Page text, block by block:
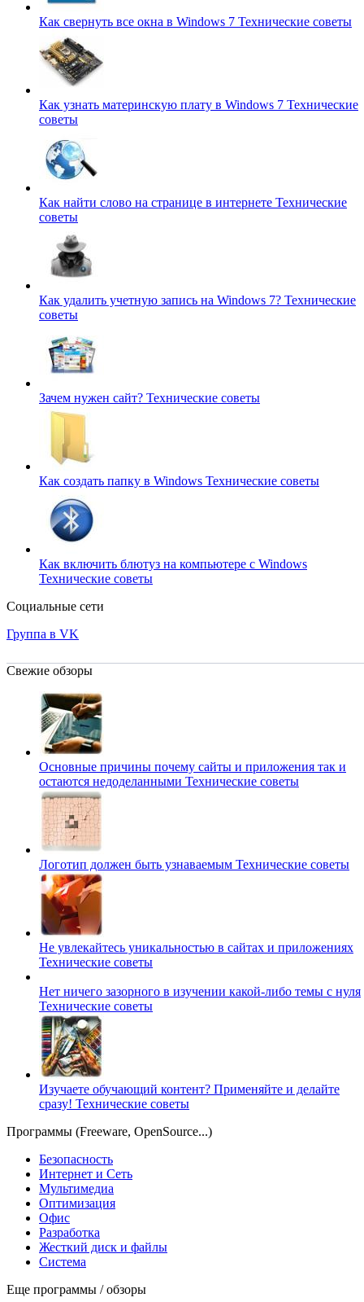
Как свернуть все окна в Windows 7 Технические советы
Как узнать материнскую плату в Windows 7 Технические
советы
Как найти слово на странице в интернете Технические
советы
Как удалить учетную запись на Windows 7? Технические
советы
Зачем нужен сайт? Технические советы
Как создать папку в Windows Технические советы
Как включить блютуз на компьютере с Windows
Технические советы
Социальные сети
Группа в VK
Свежие обзоры
Основные причины почему сайты и приложения так и
остаются недоделанными Технические советы
Логотип должен быть узнаваемым Технические советы
Не увлекайтесь уникальностью в сайтах и приложениях
Технические советы
Нет ничего зазорного в изучении какой-либо темы с нуля
Технические советы
Изучаете обучающий контент? Применяйте и делайте
сразу! Технические советы
Программы (Freeware, OpenSource...)
Безопасность
Интернет и Сеть
Мультимедиа
Оптимизация
Офис
Разработка
Жесткий диск и файлы
Система
Еще программы / обзоры